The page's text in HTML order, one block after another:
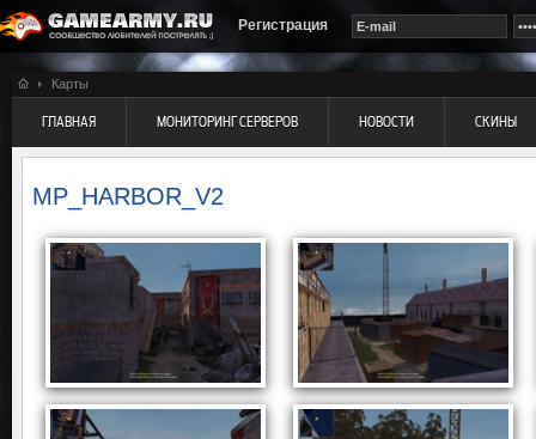
Регистрация
Карты
ГЛАВНАЯ МОНИТОРИНГ СЕРВЕРОВ НОВОСТИ СКИНЫ
MP_HARBOR_V2